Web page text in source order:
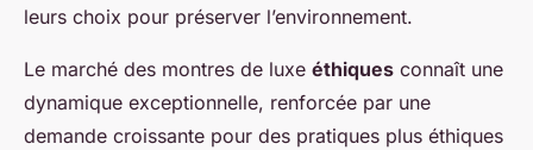
leurs choix pour préserver l’environnement.
Le marché des montres de luxe éthiques connaît une
dynamique exceptionnelle, renforcée par une
demande croissante pour des pratiques plus éthiques